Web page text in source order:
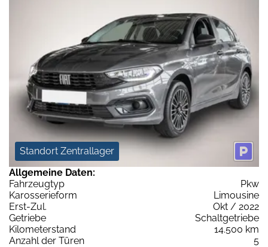
Standort Zentrallager
Allgemeine Daten:
Fahrzeugtyp
Pkw
Karosserieform
Limousine
Erst-Zul.
Okt / 2022
Getriebe
Schaltgetriebe
Kilometerstand
14.500 km
Anzahl der Türen
5